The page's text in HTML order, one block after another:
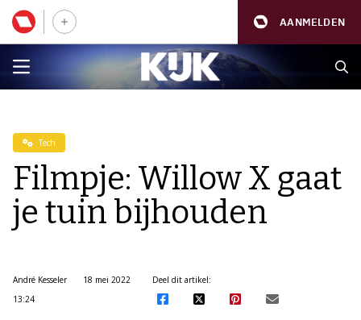
AANMELDEN
Tech
Filmpje: Willow X gaat
je tuin bijhouden
André Kesseler
18 mei 2022
13:24
Deel dit artikel: